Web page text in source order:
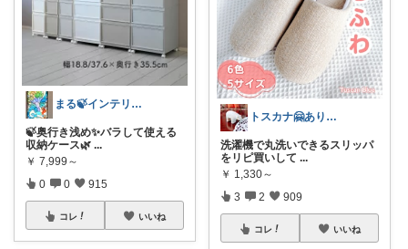
まる🍃インテリア×くらし
🍃奥行き浅め✨バラして使える
収納ケース🌿 ...
￥ 7,999～
0 0 915
コレ いいね
トスカナ🤗ありがとうございます💕
洗濯機で丸洗いできるスリッパ
をリピ買いして ...
￥ 1,330～
3 2 909
コレ いいね